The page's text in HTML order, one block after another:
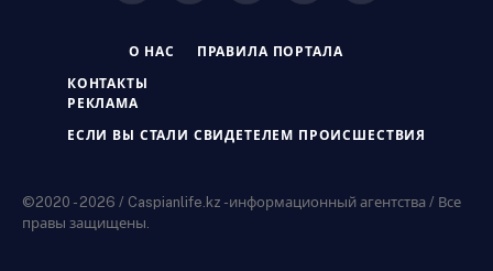
О НАС ПРАВИЛА ПОРТАЛА
КОНТАКТЫ
РЕКЛАМА
ЕСЛИ ВЫ СТАЛИ СВИДЕТЕЛЕМ ПРОИСШЕСТВИЯ
©2020 - 2026 / Caspianlife.kz -информационный агентства / Все
правы защищены.